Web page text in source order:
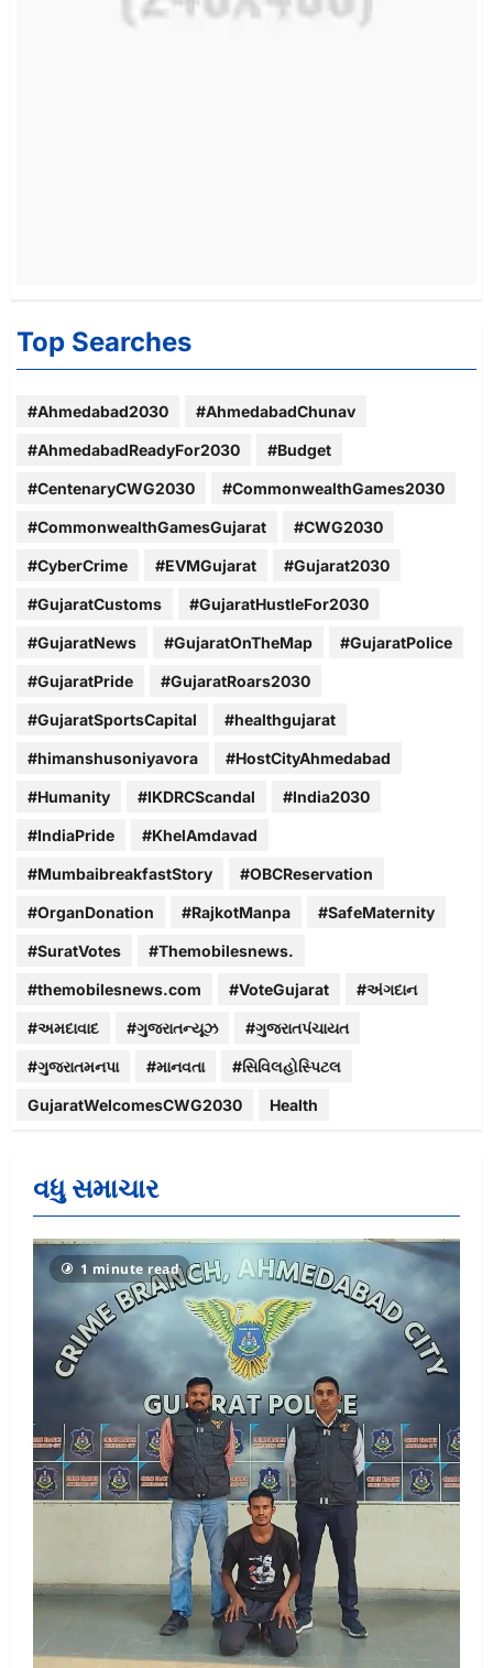
Top Searches
#Ahmedabad2030 #AhmedabadChunav
#AhmedabadReadyFor2030 #Budget
#CentenaryCWG2030 #CommonwealthGames2030
#CommonwealthGamesGujarat #CWG2030
#CyberCrime #EVMGujarat #Gujarat2030
#GujaratCustoms #GujaratHustleFor2030
#GujaratNews #GujaratOnTheMap #GujaratPolice
#GujaratPride #GujaratRoars2030
#GujaratSportsCapital #healthgujarat
#himanshusoniyavora #HostCityAhmedabad
#Humanity #IKDRCScandal #India2030
#IndiaPride #KhelAmdavad
#MumbaibreakfastStory #OBCReservation
#OrganDonation #RajkotManpa #SafeMaternity
#SuratVotes #Themobilesnews.
#themobilesnews.com #VoteGujarat #અંગદાન
#અમદાવાદ #ગુજરાતન્યૂઝ #ગુજરાતપંચાયત
#ગુજરાતમનપા #માનવતા #સિવિલહોસ્પિટલ
GujaratWelcomesCWG2030 Health
વધુ સમાચાર
1 minute read